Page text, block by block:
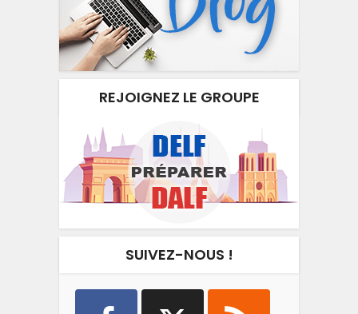
REJOIGNEZ LE GROUPE
SUIVEZ-NOUS !